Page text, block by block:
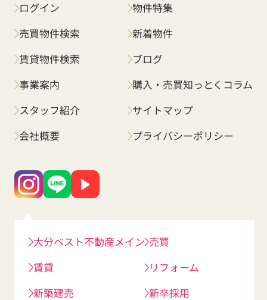
ログイン
売買物件検索
賃貸物件検索
事業案内
スタッフ紹介
会社概要
物件特集
新着物件
ブログ
購入・売買知っとくコラム
サイトマップ
プライバシーポリシー
大分ベスト不動産メイン
賃貸
新築建売
売買
リフォーム
新卒採用